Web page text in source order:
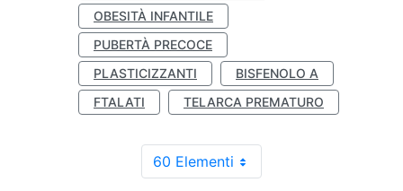
OBESITÀ INFANTILE
PUBERTÀ PRECOCE
PLASTICIZZANTI
BISFENOLO A
FTALATI
TELARCA PREMATURO
60 Elementi